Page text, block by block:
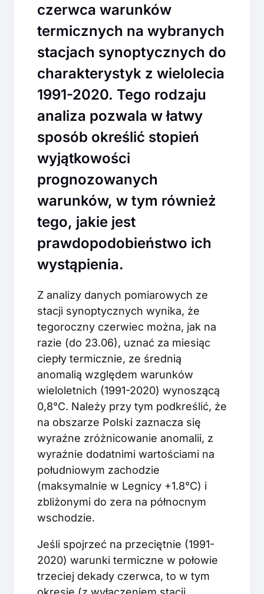
czerwca warunków
termicznych na wybranych
stacjach synoptycznych do
charakterystyk z wielolecia
1991-2020. Tego rodzaju
analiza pozwala w łatwy
sposób określić stopień
wyjątkowości
prognozowanych
warunków, w tym również
tego, jakie jest
prawdopodobieństwo ich
wystąpienia.
Z analizy danych pomiarowych ze
stacji synoptycznych wynika, że
tegoroczny czerwiec można, jak na
razie (do 23.06), uznać za miesiąc
ciepły termicznie, ze średnią
anomalią względem warunków
wieloletnich (1991-2020) wynoszącą
0,8°C. Należy przy tym podkreślić, że
na obszarze Polski zaznacza się
wyraźne zróżnicowanie anomalii, z
wyraźnie dodatnimi wartościami na
południowym zachodzie
(maksymalnie w Legnicy +1.8°C) i
zbliżonymi do zera na północnym
wschodzie.
Jeśli spojrzeć na przeciętnie (1991-
2020) warunki termiczne w połowie
trzeciej dekady czerwca, to w tym